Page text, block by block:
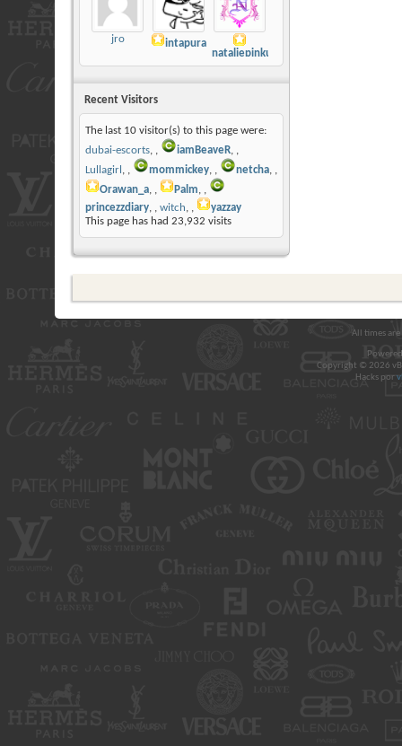
jro
intapura
nataliepinku
Recent Visitors
The last 10 visitor(s) to this page were:
dubai-escorts, iamBeaveR,
Lullagirl , mommickey, netcha,
Orawan_a, Palm,
princezzdiary, witch,
yazzay
This page has had 23,932 visits
All times
Copyright © 2026
Hacks por